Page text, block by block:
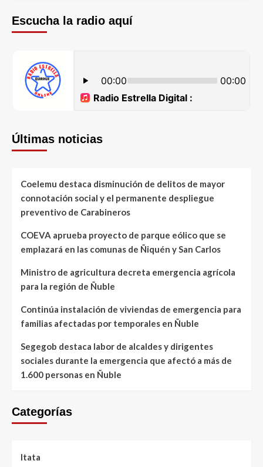
Escucha la radio aquí
Últimas noticias
Coelemu destaca disminución de delitos de mayor
connotación social y el permanente despliegue
preventivo de Carabineros
COEVA aprueba proyecto de parque eólico que se
emplazará en las comunas de Ñiquén y San Carlos
Ministro de agricultura decreta emergencia agrícola
para la región de Ñuble
Continúa instalación de viviendas de emergencia para
familias afectadas por temporales en Ñuble
Segegob destaca labor de alcaldes y dirigentes
sociales durante la emergencia que afectó a más de
1.600 personas en Ñuble
Categorías
Itata